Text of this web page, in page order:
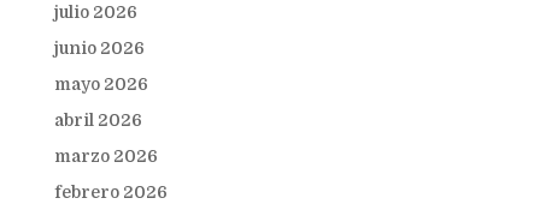
julio 2026
junio 2026
mayo 2026
abril 2026
marzo 2026
febrero 2026